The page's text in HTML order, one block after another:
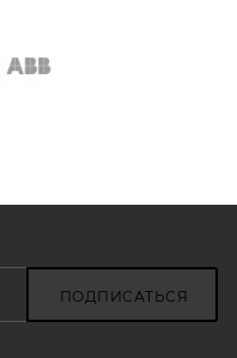
ПОДПИСАТЬСЯ